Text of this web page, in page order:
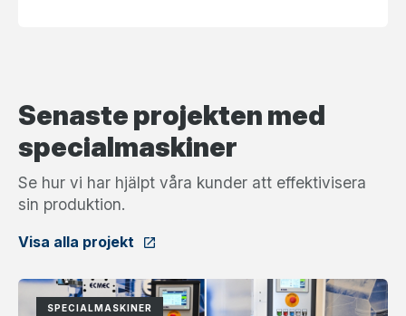
Senaste projekten med
specialmaskiner
Se hur vi har hjälpt våra kunder att effektivisera
sin produktion.
Visa alla projekt
SPECIALMASKINER